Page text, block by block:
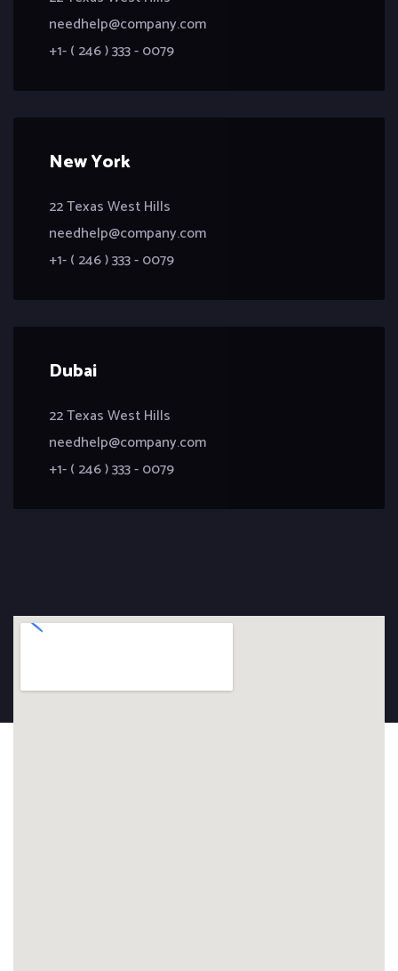
needhelp@company.com
+1- ( 246 ) 333 - 0079
New York
22 Texas West Hills
needhelp@company.com
+1- ( 246 ) 333 - 0079
Dubai
22 Texas West Hills
needhelp@company.com
+1- ( 246 ) 333 - 0079